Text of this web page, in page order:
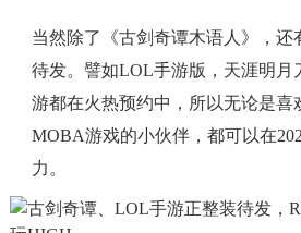
当然除了《古剑奇谭木语人》，还
待发。譬如LOL手游版，天涯明月
游都在火热预约中，所以无论是喜
MOBA游戏的小伙伴，都可以在
力。